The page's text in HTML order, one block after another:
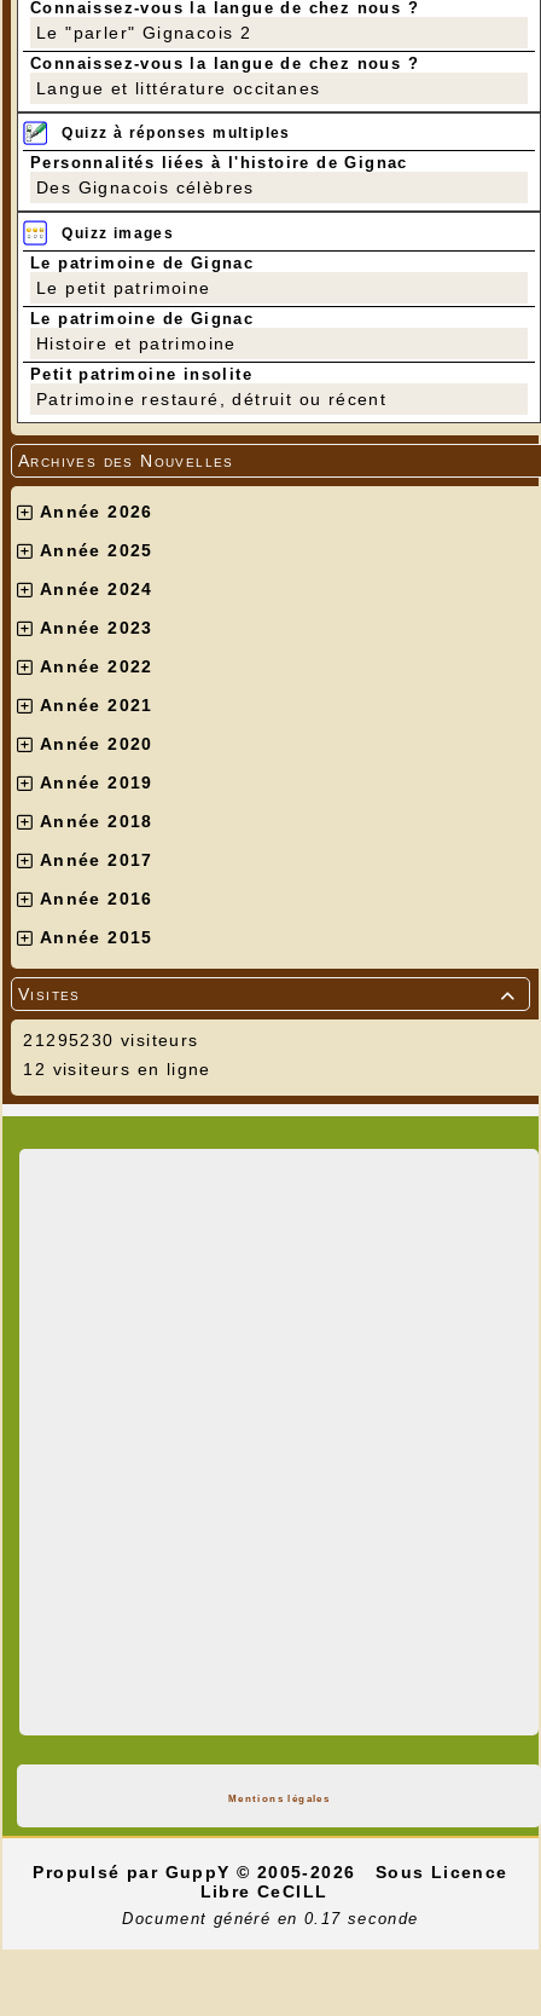
Connaissez-vous la langue de chez nous ?
Le "parler" Gignacois 2
Connaissez-vous la langue de chez nous ?
Langue et littérature occitanes
Quizz à réponses multiples
Personnalités liées à l'histoire de Gignac
Des Gignacois célèbres
Quizz images
Le patrimoine de Gignac
Le petit patrimoine
Le patrimoine de Gignac
Histoire et patrimoine
Petit patrimoine insolite
Patrimoine restauré, détruit ou récent
Archives des Nouvelles
Année 2026
Année 2025
Année 2024
Année 2023
Année 2022
Année 2021
Année 2020
Année 2019
Année 2018
Année 2017
Année 2016
Année 2015

Visites
21295230 visiteurs
12 visiteurs en ligne
Mentions légales
Propulsé par GuppY© 2005-2026
Sous Licence
Libre CeCILL
Document généré en 0.17 seconde